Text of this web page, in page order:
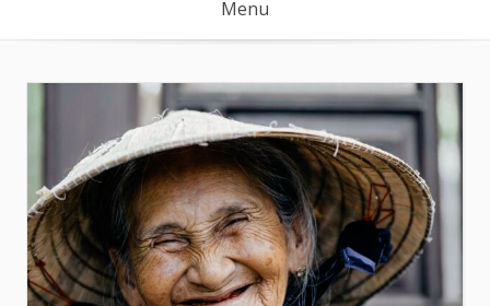
Menu